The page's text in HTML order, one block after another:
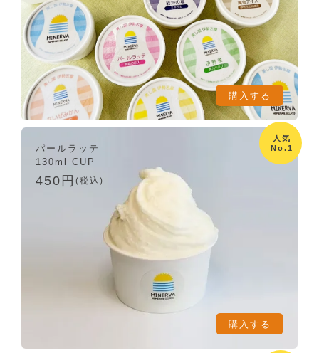
購入する
パールラッテ
130ml CUP
450円 (税込)
購入する
人気
No.1